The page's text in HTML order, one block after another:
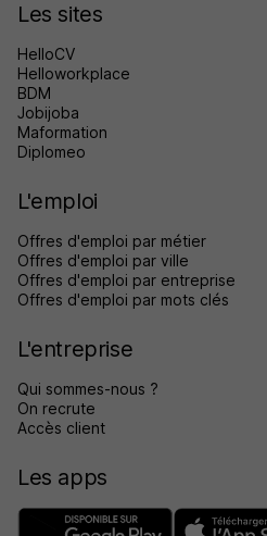
Les sites
HelloCV
Helloworkplace
BDM
Jobijoba
Maformation
Diplomeo
L'emploi
Offres d'emploi par métier
Offres d'emploi par ville
Offres d'emploi par entreprise
Offres d'emploi par mots clés
L'entreprise
Qui sommes-nous ?
On recrute
Accès client
Les apps